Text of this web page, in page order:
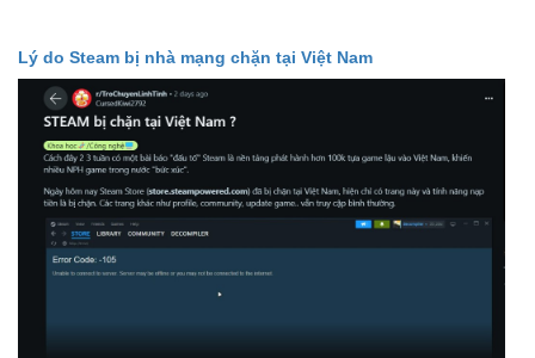
Lý do Steam bị nhà mạng chặn tại Việt Nam